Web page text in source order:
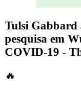
Tulsi Gabbard
pesquisa em
COVID-19 -
🔥